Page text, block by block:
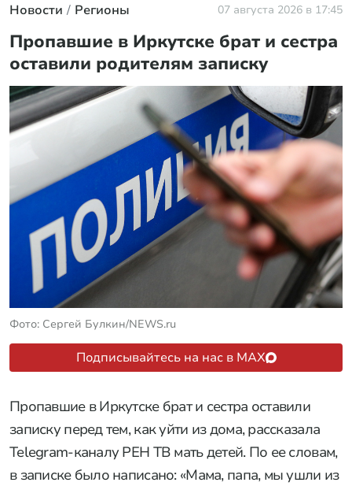
Новости Регионы 07 августа 2026 в 17:45
Пропавшие в Иркутске брат и сестра
оставили родителям записку
Фото: Сергей Булкин/NEWS.ru
Подписывайтесь на нас в MAX
Пропавшие в Иркутске брат и сестра оставили
записку перед тем, как уйти из дома, рассказала
Telegram-каналу РЕН ТВ мать детей. По ее словам,
в записке было написано: «Мама, папа, мы ушли из